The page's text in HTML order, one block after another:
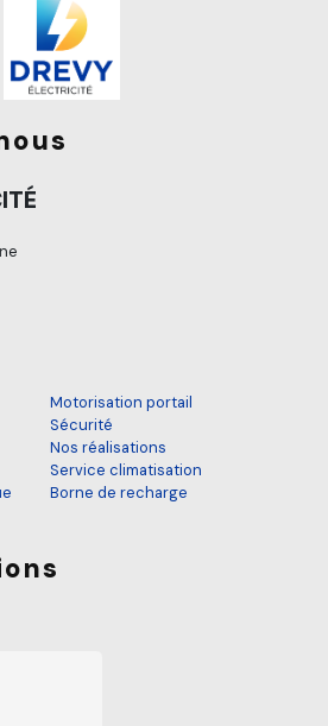
Motorisation portail
Sécurité
Nos réalisations
Service climatisation
Borne de recharge